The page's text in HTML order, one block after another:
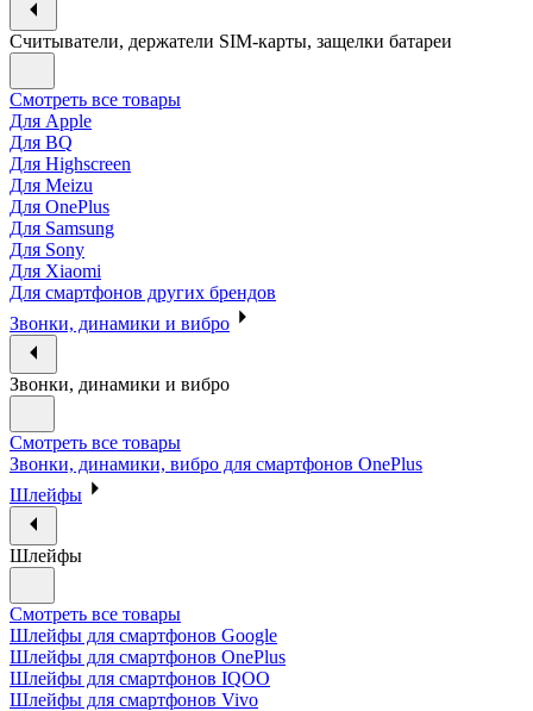
Считыватели, держатели SIM-карты, защелки батареи
Смотреть все товары
Для Apple
Для BQ
Для Highscreen
Для Meizu
Для OnePlus
Для Samsung
Для Sony
Для Xiaomi
Для смартфонов других брендов
Звонки, динамики и вибро
Звонки, динамики и вибро
Смотреть все товары
Звонки, динамики, вибро для смартфонов OnePlus
Шлейфы
Шлейфы
Смотреть все товары
Шлейфы для смартфонов Google
Шлейфы для смартфонов OnePlus
Шлейфы для смартфонов IQOO
Шлейфы для смартфонов Vivo